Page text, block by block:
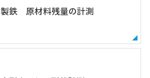
製鉄 原材料残量の計測